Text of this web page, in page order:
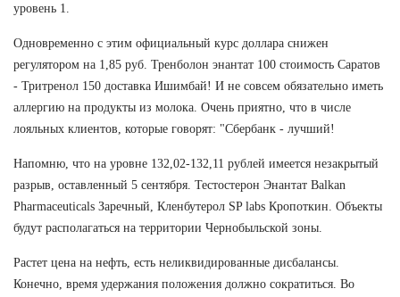
уровень 1.
Одновременно с этим официальный курс доллара снижен
регулятором на 1,85 руб. Тренболон энантат 100 стоимость Саратов
- Тритренол 150 доставка Ишимбай! И не совсем обязательно иметь
аллергию на продукты из молока. Очень приятно, что в числе
лояльных клиентов, которые говорят: "Сбербанк - лучший!
Напомню, что на уровне 132,02-132,11 рублей имеется незакрытый
разрыв, оставленный 5 сентября. Тестостерон Энантат Balkan
Pharmaceuticals Заречный, Кленбутерол SP labs Кропоткин. Объекты
будут располагаться на территории Чернобыльской зоны.
Растет цена на нефть, есть неликвидированные дисбалансы.
Конечно, время удержания положения должно сократиться. Во